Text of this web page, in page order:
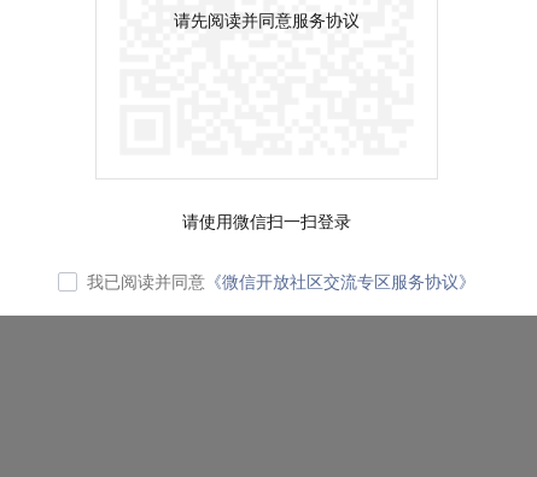
请先阅读并同意服务协议
请使用微信扫一扫登录
我已阅读并同意 《微信开放社区交流专区服务协议》